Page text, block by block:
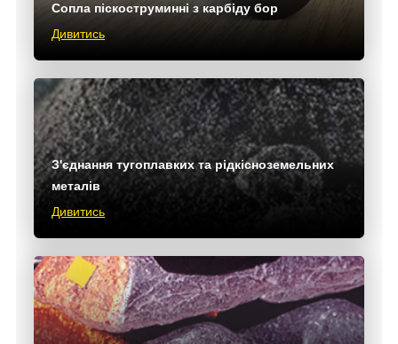
Сопла піскоструминні з карбіду бор
Дивитись
З'єднання тугоплавких та рідкісноземельних
металів
Дивитись